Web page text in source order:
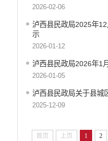
2026-02-06
泸西县民政局2025年
示
2026-01-12
泸西县民政局2026年1
2026-01-05
泸西县民政局关于县城
2025-12-09
首页 上页 1 2